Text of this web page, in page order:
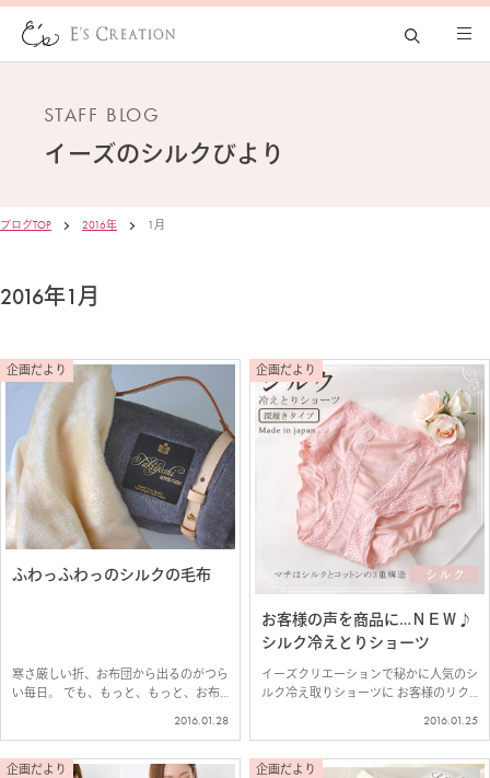
STAFF BLOG
イーズのシルクびより
ブログTOP 2016年 1月
2016年1月
企画だより
ふわっふわっのシルクの毛布
寒さ厳しい折、お布団から出るのがつら
い毎日。 でも、もっと、もっと、お布
ルクの毛布。 昨日、ま…
2016.01.28
企画だより
お客様の声を商品に…ＮＥＷ♪
シルク冷えとりショーツ
イーズクリエーションで秘かに人気のシ
ルク冷え取りショーツに お客様のリク
「シルク・コッ…
2016.01.25
企画だより 企画だより